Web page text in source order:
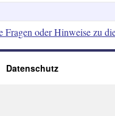
Fragen oder Hinweise zu
Datenschutz